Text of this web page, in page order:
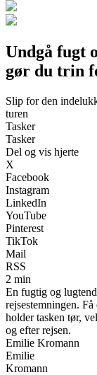
Undgå fugt
gør du trin
Slip for den
turen
Tasker
Tasker
Del og vis hjerte
X
Facebook
Instagram
LinkedIn
YouTube
Pinterest
TikTok
Mail
RSS
2 min
En fugtig og
rejsestemningen.
holder tasken tør,
og efter rejsen.
Emilie Kromann
Emilie
Kromann